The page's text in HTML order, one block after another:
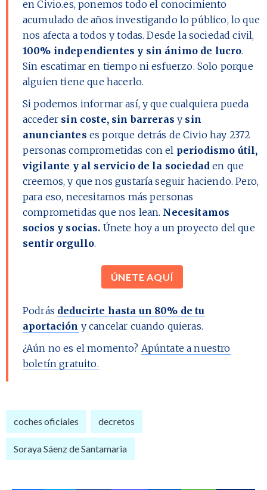
en Civio.es, ponemos todo el conocimiento
acumulado de años investigando lo público, lo que
nos afecta a todos y todas. Desde la sociedad civil,
100% independientes y sin ánimo de lucro.
Sin escatimar en tiempo ni esfuerzo. Solo porque
alguien tiene que hacerlo.
Si podemos informar así, y que cualquiera pueda
acceder sin coste, sin barreras y sin
anunciantes es porque detrás de Civio hay 2372
personas comprometidas con el periodismo útil,
vigilante y al servicio de la sociedad en que
creemos, y que nos gustaría seguir haciendo. Pero,
para eso, necesitamos más personas
comprometidas que nos lean. Necesitamos
socios y socias. Únete hoy a un proyecto del que
sentir orgullo.
ÚNETE AQUÍ
Podrás deducirte hasta un 80% de tu
aportación y cancelar cuando quieras.
¿Aún no es el momento? Apúntate a nuestro
boletín gratuito.
coches oficiales decretos
Soraya Sáenz de Santamaria